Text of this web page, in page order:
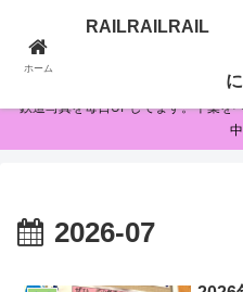
RAILRAILRAIL 毎
鉄道写真を毎日UPしてます。千葉を
中
2026-07
ホーム
RAILRAILRAIL